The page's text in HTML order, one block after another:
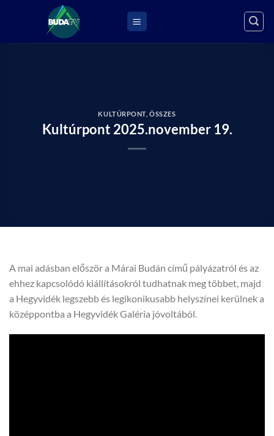
KULTÚRPONT ,ÖSSZES
Kultúrpont 2025.november 19.
A mai adásban először a Márai Budán című pályázatról és az
ehhez kapcsolódó kiállításokról tudhatnak meg többet, majd
a Hegyvidék legszebb és legikonikusabb helyszínei kerülnek a
középpontba a Hegyvidék Galéria jóvoltából.